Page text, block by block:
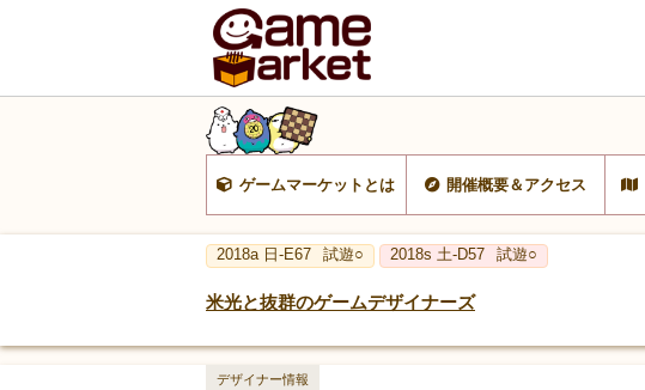
ゲームマーケットとは 開催概要＆アクセス
2018a 日-E67 試遊○ 2018s 土-D57 試遊○
米光と抜群のゲームデザイナーズ
デザイナー情報